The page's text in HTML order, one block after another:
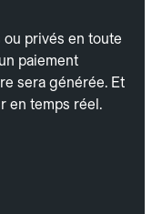
privés en toute
paiement
sera générée. Et
en temps réel.